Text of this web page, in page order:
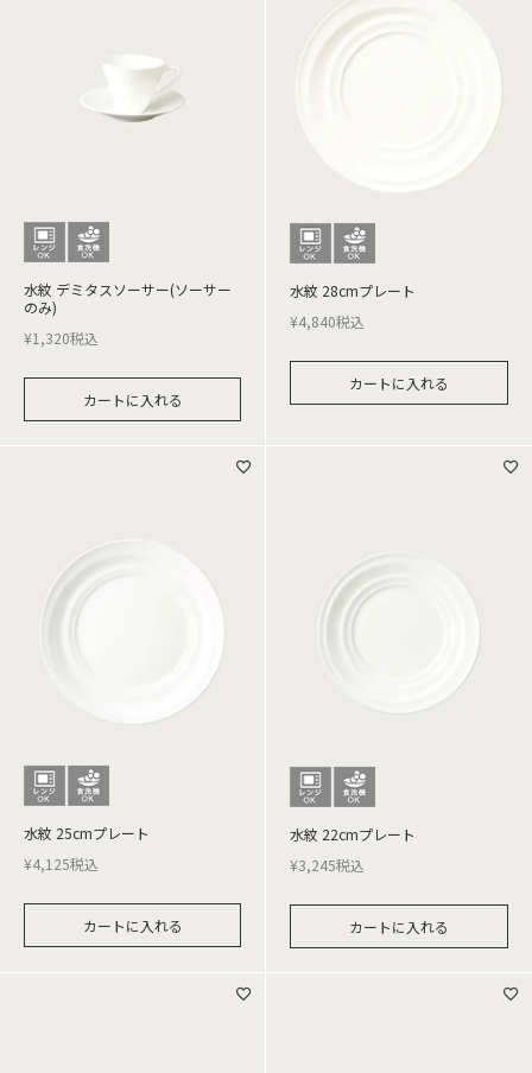
水紋 デミタスソーサー(ソーサー
のみ)
¥1,320税込
カートに入れる
水紋 28cmプレート
¥4,840税込
カートに入れる
水紋 25cmプレート
¥4,125税込
カートに入れる
水紋 22cmプレート
¥3,245税込
カートに入れる